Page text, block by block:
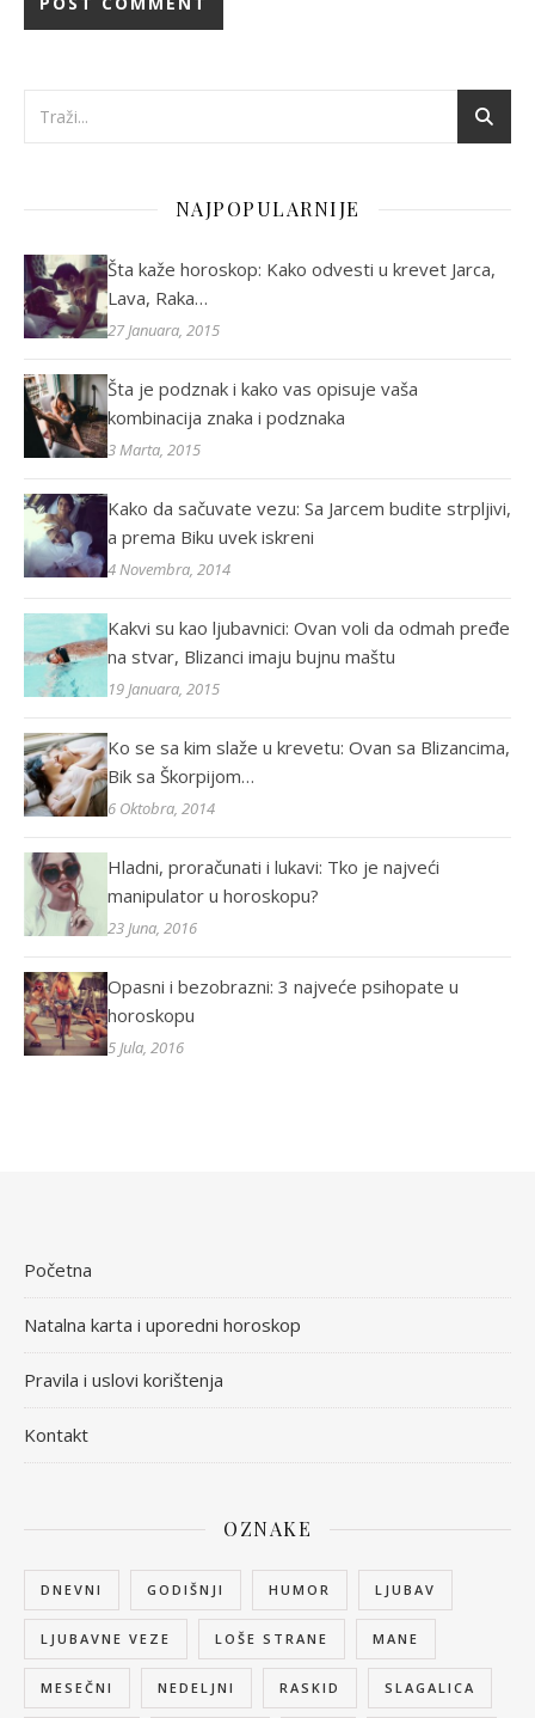
NAJPOPULARNIJE
Šta kaže horoskop: Kako odvesti u krevet Jarca,
Lava, Raka…
27 Januara, 2015
Šta je podznak i kako vas opisuje vaša
kombinacija znaka i podznaka
3 Marta, 2015
Kako da sačuvate vezu: Sa Jarcem budite strpljivi,
a prema Biku uvek iskreni
4 Novembra, 2014
Kakvi su kao ljubavnici: Ovan voli da odmah pređe
na stvar, Blizanci imaju bujnu maštu
19 Januara, 2015
Ko se sa kim slaže u krevetu: Ovan sa Blizancima,
Bik sa Škorpijom…
6 Oktobra, 2014
Hladni, proračunati i lukavi: Tko je najveći
manipulator u horoskopu?
23 Juna, 2016
Opasni i bezobrazni: 3 najveće psihopate u
horoskopu
5 Jula, 2016
Početna
Natalna karta i uporedni horoskop
Pravila i uslovi korištenja
Kontakt
OZNAKE
DNEVNI GODIŠNJI HUMOR LJUBAV
LJUBAVNE VEZE LOŠE STRANE MANE
MESEČNI NEDELJNI RASKID SLAGALICA